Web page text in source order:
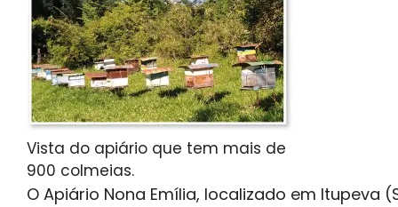
Vista do apiário que tem mais de
900 colmeias.
O Apiário Nona Emília, localizado em